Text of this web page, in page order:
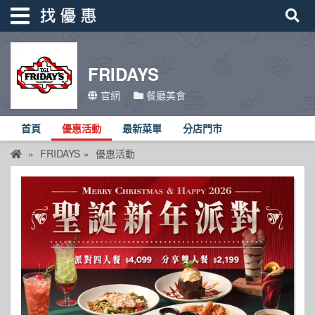
FRIDAYS
官網 餐廳美食
首頁 優惠活動 最新菜單 分店門市
FRIDAYS 優惠活動
找優惠
優惠活動
折價卷
線上DM
找菜單
品牌總覽